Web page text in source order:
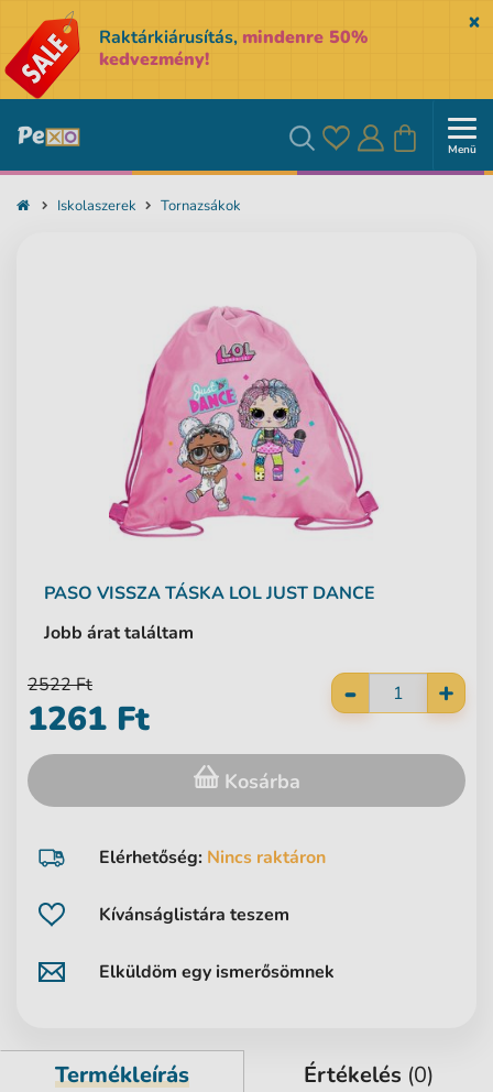
Raktárkiárusítás, mindenre 50%
kedvezmény!
Keresés
Kedvencek
Bejelentkezés
Kosár Menü
Iskolaszerek Tornazsákok
PASO VISSZA TÁSKA LOL JUST DANCE
Jobb árat találtam
Kívánságlistára teszem
Elküldöm egy ismerősömnek
Elérhetőség: Nincs raktáron
- +
2522 Ft
1261 Ft
Kosárba
Termékleírás Értékelés (0)